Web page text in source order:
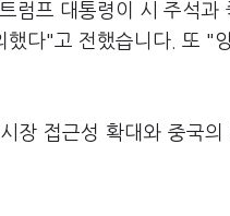
럼프 대통령이 시 주석
했다"고 전했습니다. 또 "
장 접근성 확대와 중국